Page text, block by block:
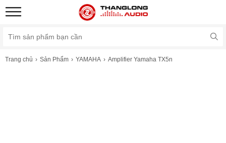
Trang chủ Sản Phẩm YAMAHA Amplifier Yamaha TX5n